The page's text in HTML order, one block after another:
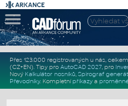
Přes 123.000 registrovaných u nás, celkem
(CZ+EN). Tipy pro AutoCAD 2027, pro
Nový Kalkulátor nosníků, Spirograf
Převodníky. Kompletní příkazya